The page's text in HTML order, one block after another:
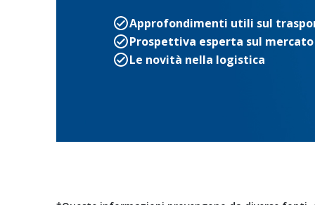
Approfondimenti utili sul
Prospettiva esperta sul mercato
Le novità nella logistica